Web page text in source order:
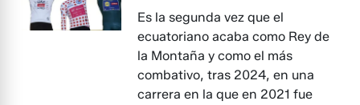
Es la segunda vez que el
ecuatoriano acaba como Rey de
la Montaña y como el más
combativo, tras 2024, en una
carrera en la que en 2021 fue